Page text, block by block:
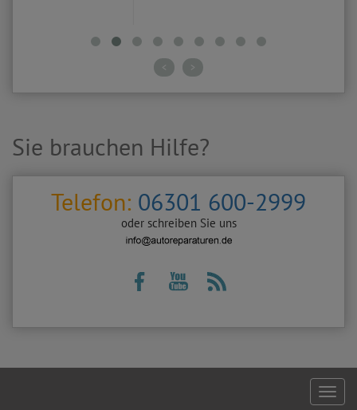
< >
Sie brauchen Hilfe?
Telefon: 06301 600-2999
oder schreiben Sie uns
Footer